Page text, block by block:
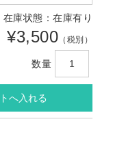
在庫状態：在庫有り
¥3,500 （税別）
数量